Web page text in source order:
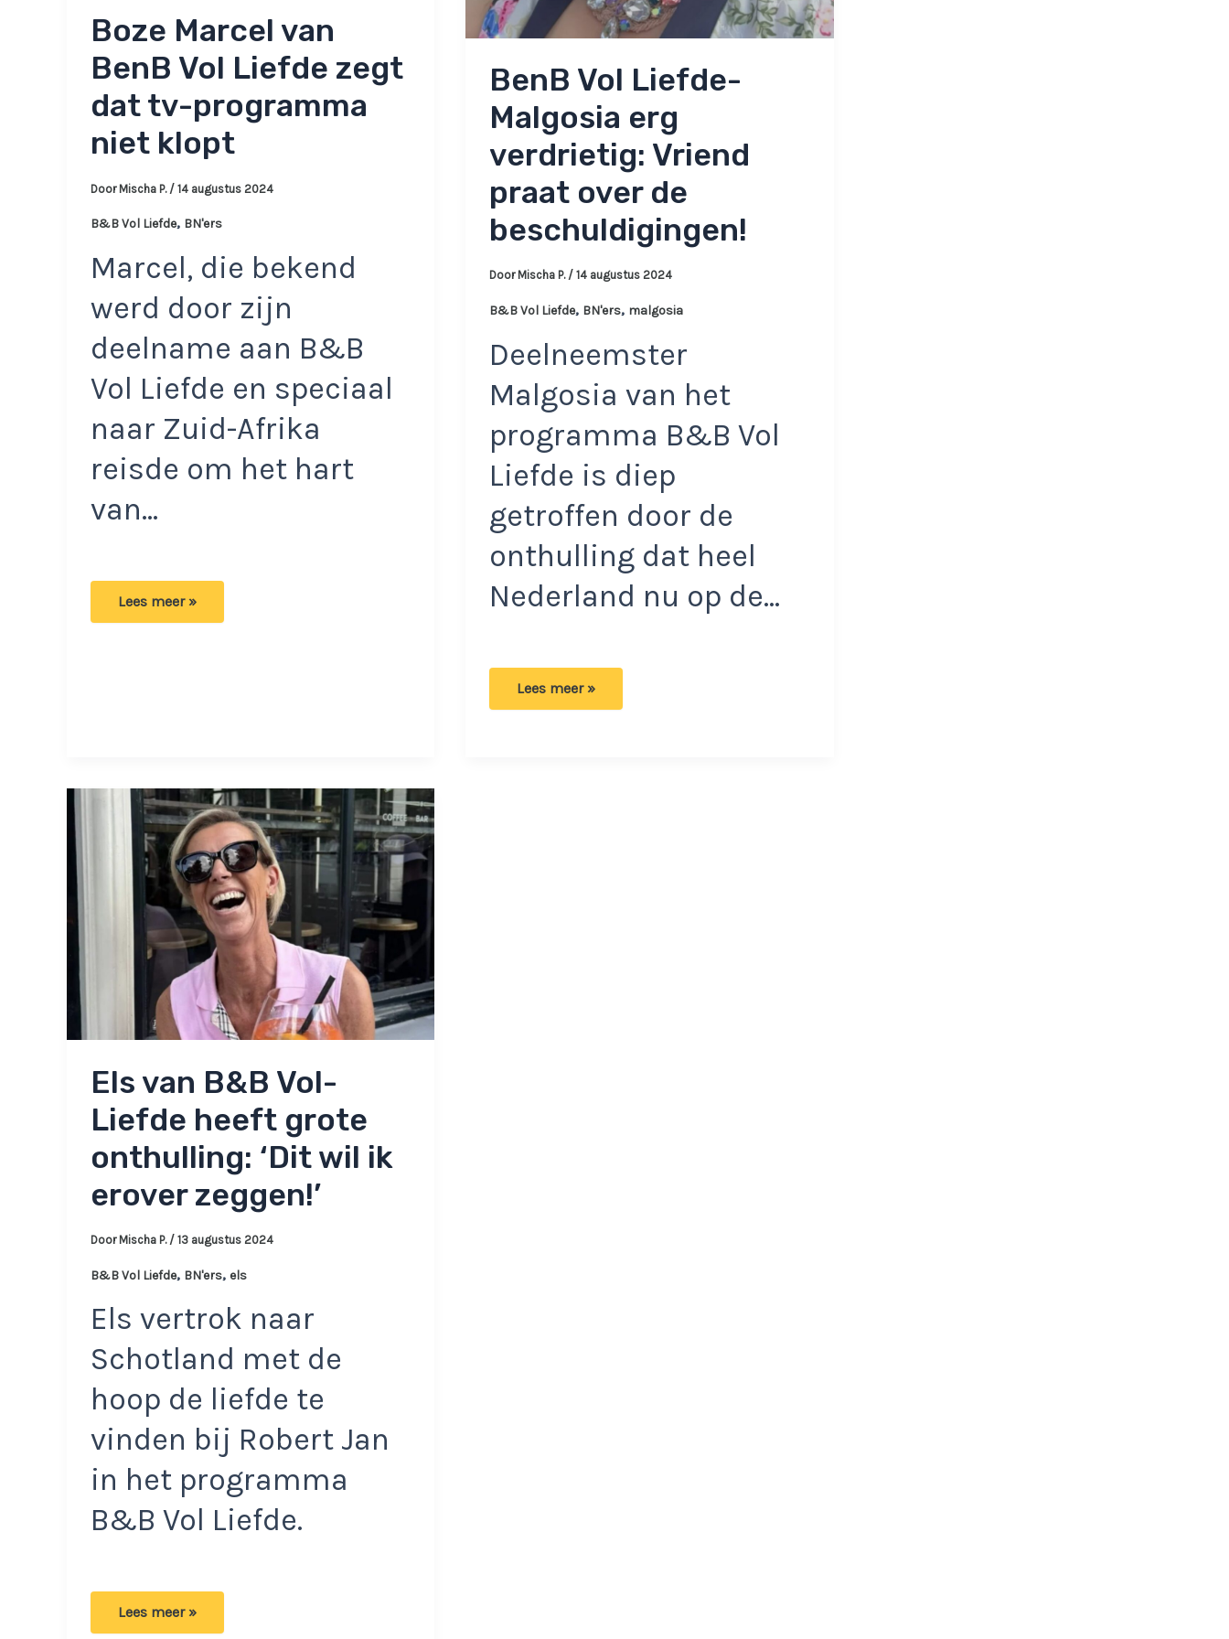
Boze Marcel van
BenB Vol Liefde zegt
dat tv-programma
niet klopt
Door Mischa P. / 14 augustus 2024
B&B Vol Liefde, BN'ers
Marcel, die bekend
werd door zijn
deelname aan B&B
Vol Liefde en speciaal
naar Zuid-Afrika
reisde om het hart
van…
Boze
Lees meer »
BenB Vol Liefde-
Malgosia erg
verdrietig: Vriend
praat over de
beschuldigingen!
Door Mischa P. / 14 augustus 2024
B&B Vol Liefde, BN'ers, malgosia
Deelneemster
Malgosia van het
programma B&B Vol
Liefde is diep
getroffen door de
onthulling dat heel
Nederland nu op de…
BenB
Lees meer »
Els van B&B Vol-
Liefde heeft grote
onthulling: ‘Dit wil ik
erover zeggen!’
Door Mischa P. / 13 augustus 2024
B&B Vol Liefde, BN'ers, els
Els vertrok naar
Schotland met de
hoop de liefde te
vinden bij Robert Jan
in het programma
B&B Vol Liefde.
Els
Lees meer »